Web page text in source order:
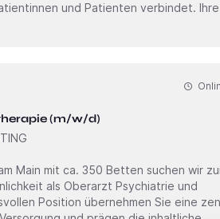
und Patienten verbindet. Ihre Benefits•
(m/w/d)
Main mit ca. 350 Betten suchen wir
und